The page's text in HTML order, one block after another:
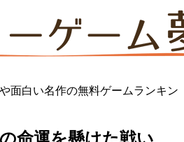
面白い名作の無料ゲームランキン